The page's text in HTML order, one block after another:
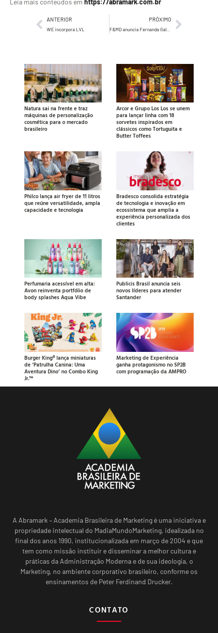
Leia mais conteúdos em https://abramark.com.br
ANTERIOR
WE incorpora LVL
PRÓXIMO
F&MD anuncia Fernanda Galvão como COO
Natura sai na frente e traz
máquinas de personalização
cosmética para o mercado
brasileiro
Arcor e Grupo Los Los se unem
para lançar linha com 18
sorvetes inspirados em
clássicos como Tortuguita e
Butter Toffees
Philco lança air fryer de 11 litros
que reúne versatilidade, ampla
capacidade e tecnologia
Bradesco consolida estratégia
de tecnologia e inovação em
ecossistema que amplia a
experiência personalizada dos
clientes
Perfumaria acessível em alta:
Avon reinventa portfólio de
body splashes Aqua Vibe
Publicis Brasil anuncia seis
novos líderes para atender
Santander
Burger King® lança miniaturas
de ‘Patrulha Canina: Uma
Aventura Dino’ no Combo King
Jr.™
Marketing de Experiência
ganha protagonismo no SP2B
com programação da AMPRO
A Abramark – Academia Brasileira de Marketing é uma iniciativa e
propriedade intelectual do MadiaMundoMarketing, idealizada no
final dos anos 1990, institucionalizada em março de 2004 e que
tem como missão instituir e disseminar a melhor cultura e
práticas da Administração Moderna e de sua ideologia, o
Marketing, no ambiente corporativo brasileiro, conforme os
ensinamentos de Peter Ferdinand Drucker.
CONTATO